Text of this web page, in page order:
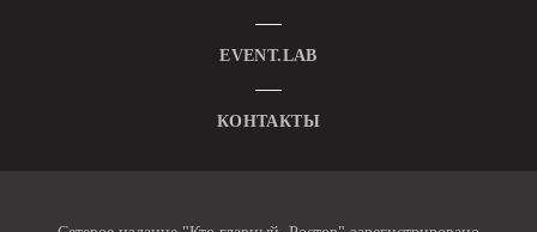
EVENT.LAB
КОНТАКТЫ